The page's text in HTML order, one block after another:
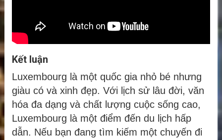
Kết luận
Luxembourg là một quốc gia nhỏ bé nhưng
giàu có và xinh đẹp. Với lịch sử lâu đời, văn
hóa đa dạng và chất lượng cuộc sống cao,
Luxembourg là một điểm đến du lịch hấp
dẫn. Nếu bạn đang tìm kiếm một chuyến đi